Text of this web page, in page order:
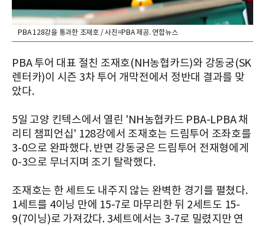
PBA 128강을 통과한 조재호 / 사진=PBA 제공. 연합뉴스
PBA 투어 대표 절친 조재호(NH농협카드)와 강동궁(SK
렌터카)이 시즌 3차 투어 개막전에서 정반대 결과를 맞
았다.
5일 고양 킨텍스에서 열린 'NH농협카드 PBA-LPBA 채
리티 챔피언십' 128강에서 조재호는 드림투어 조좌호를
3-0으로 완파했다. 반면 강동궁은 드림투어 전재형에게
0-3으로 무너지며 조기 탈락했다.
조재호는 한 세트도 내주지 않는 완벽한 경기를 펼쳤다.
1세트를 4이닝 만에 15-7로 마무리한 뒤 2세트도 15-
9(7이닝)로 가져갔다. 3세트에서는 3-7로 밀렸지만 연